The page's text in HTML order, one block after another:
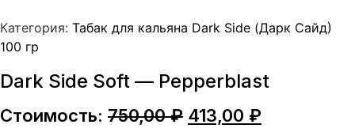
Категория: Табак для кальяна Dark Side (Дарк Сайд)
100 гр
Dark Side Soft — Pepperblast
Стоимость: 750,00₽ Первоначальная
413,00 ₽